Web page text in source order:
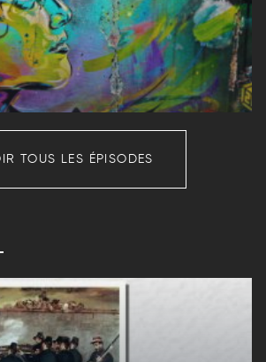
TOUS LES ÉPISODES